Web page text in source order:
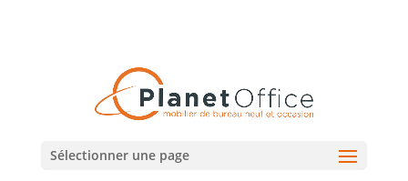
Sélectionner une page